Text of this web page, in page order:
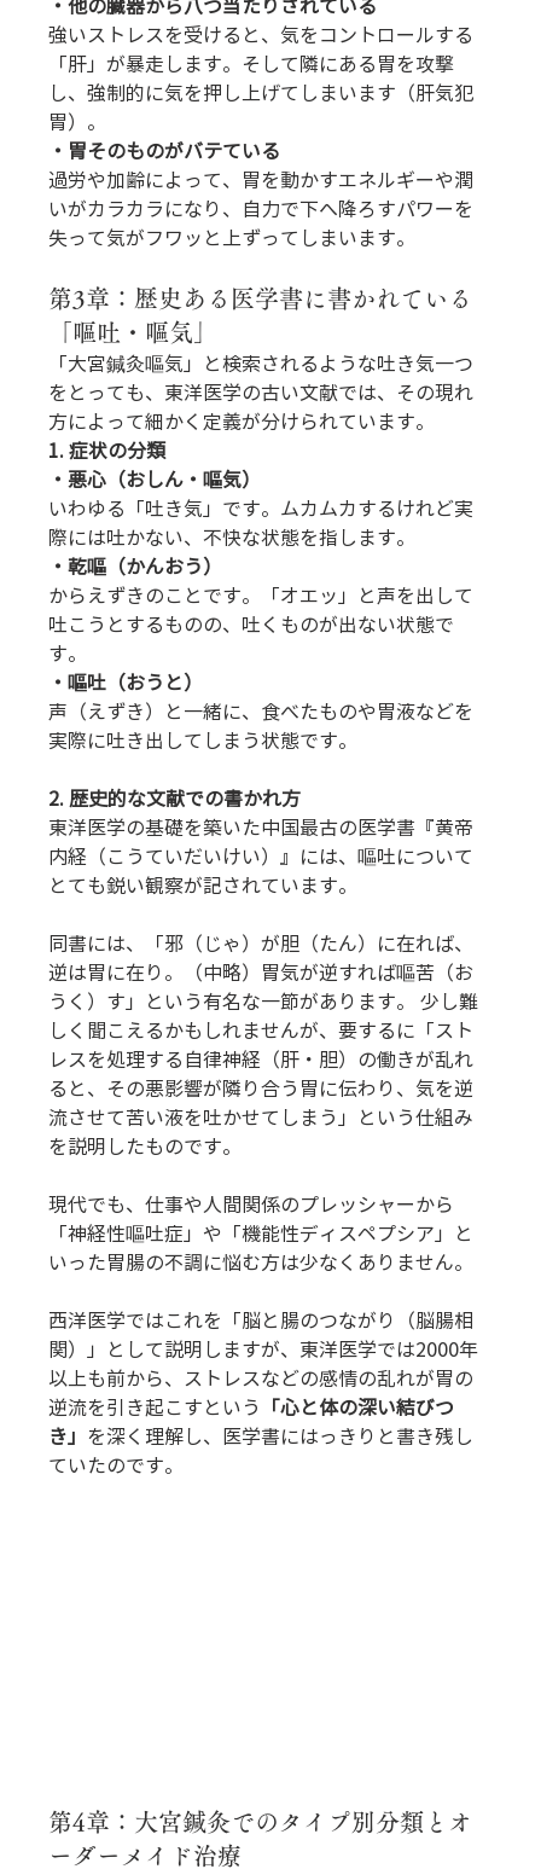
・他の臓器から八つ当たりされている
強いストレスを受けると、気をコントロールする
「肝」が暴走します。そして隣にある胃を攻撃
し、強制的に気を押し上げてしまいます（肝気犯
胃）。
・胃そのものがバテている
過労や加齢によって、胃を動かすエネルギーや潤
いがカラカラになり、自力で下へ降ろすパワーを
失って気がフワッと上ずってしまいます。
第3章：歴史ある医学書に書かれている
「嘔吐・嘔気」
「大宮鍼灸嘔気」と検索されるような吐き気一つ
をとっても、東洋医学の古い文献では、その現れ
方によって細かく定義が分けられています。
1. 症状の分類
・悪心（おしん・嘔気）
いわゆる「吐き気」です。ムカムカするけれど実
際には吐かない、不快な状態を指します。
・乾嘔（かんおう）
からえずきのことです。「オエッ」と声を出して
吐こうとするものの、吐くものが出ない状態で
す。
・嘔吐（おうと）
声（えずき）と一緒に、食べたものや胃液などを
実際に吐き出してしまう状態です。
2. 歴史的な文献での書かれ方
東洋医学の基礎を築いた中国最古の医学書『黄帝
内経（こうていだいけい）』には、嘔吐について
とても鋭い観察が記されています。
同書には、「邪（じゃ）が胆（たん）に在れば、
逆は胃に在り。（中略）胃気が逆すれば嘔苦（お
うく）す」という有名な一節があります。 少し難
しく聞こえるかもしれませんが、要するに「スト
レスを処理する自律神経（肝・胆）の働きが乱れ
ると、その悪影響が隣り合う胃に伝わり、気を逆
流させて苦い液を吐かせてしまう」という仕組み
を説明したものです。
現代でも、仕事や人間関係のプレッシャーから
「神経性嘔吐症」や「機能性ディスペプシア」と
いった胃腸の不調に悩む方は少なくありません。
西洋医学ではこれを「脳と腸のつながり（脳腸相
関）」として説明しますが、東洋医学では2000年
以上も前から、ストレスなどの感情の乱れが胃の
逆流を引き起こすという
「心と体の深い結びつ
き」 を深く理解し、医学書にはっきりと書き残し
ていたのです。
第4章：大宮鍼灸でのタイプ別分類とオ
ーダーメイド治療